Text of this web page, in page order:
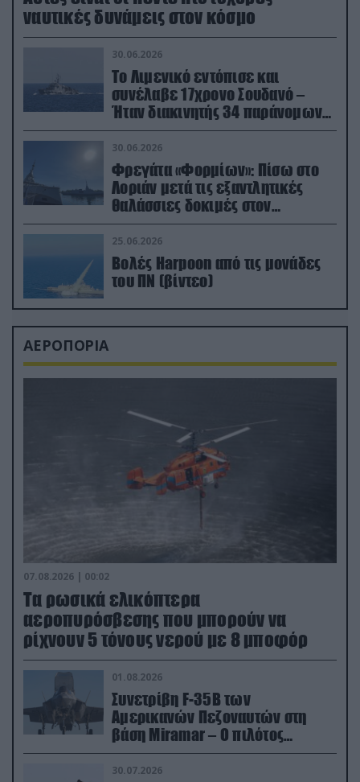
ναυτικές δυνάμεις στον κόσμο
30.06.2026
Το Λιμενικό εντόπισε και
συνέλαβε 17χρονο Σουδανό –
Ήταν διακινητής 34 παράνομων
μεταναστών
30.06.2026
Φρεγάτα «Φορμίων»: Πίσω στο
Λοριάν μετά τις εξαντλητικές
θαλάσσιες δοκιμές στον
απαιτητικό Βισκαϊκό
25.06.2026
Βολές Harpoon από τις μονάδες
του ΠΝ (βίντεο)
ΑΕΡΟΠΟΡΙΑ
07.08.2026 | 00:02
Τα ρωσικά ελικόπτερα
αεροπυρόσβεσης που μπορούν να
ρίχνουν 5 τόνους νερού με 8 μποφόρ
01.08.2026
Συνετρίβη F-35B των
Αμερικανών Πεζοναυτών στη
βάση Miramar – Ο πιλότος
εκτινάχθηκε εγκαίρως
30.07.2026